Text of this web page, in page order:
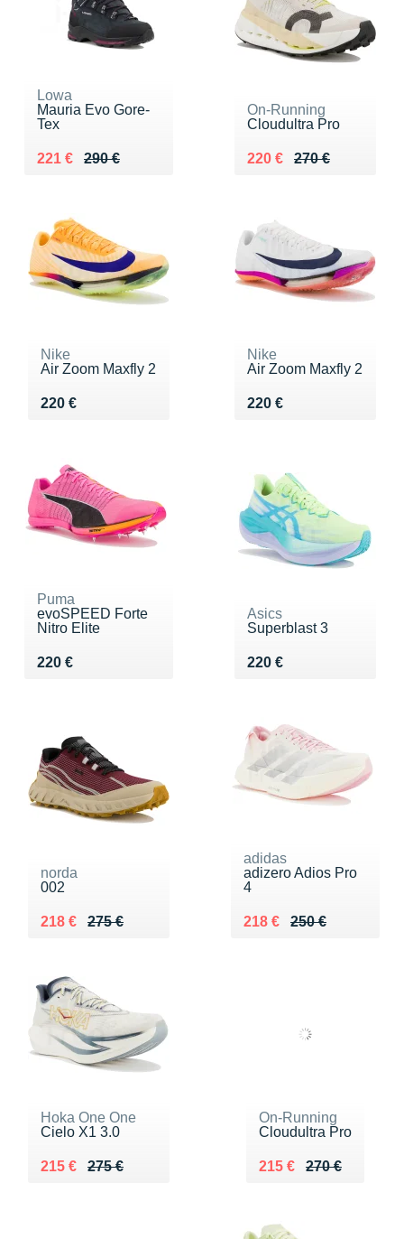
Lowa
Mauria Evo Gore-
Tex
290 €
Au lieu de 290 €
221 €
Vendu 221 €
On-Running
Cloudultra Pro
270 €
Au lieu de 270 €
220 €
Vendu 220 €
Nike
Air Zoom Maxfly 2
220 €
Vendu 220 €
Nike
Air Zoom Maxfly 2
220 €
Vendu 220 €
Puma
evoSPEED Forte
Nitro Elite
220 €
Vendu 220 €
Asics
Superblast 3
220 €
Vendu 220 €
norda
002
275 €
Au lieu de 275 €
218 €
Vendu 218 €
adidas
adizero Adios Pro
4
250 €
Au lieu de 250 €
218 €
Vendu 218 €
Hoka One One
Cielo X1 3.0
275 €
Au lieu de 275 €
215 €
Vendu 215 €
On-Running
Cloudultra Pro
270 €
Au lieu de 270 €
215 €
Vendu 215 €